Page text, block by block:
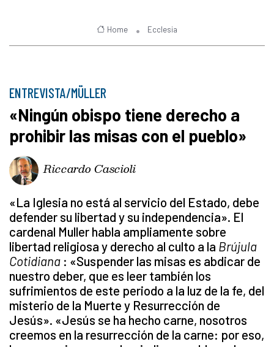
Home Ecclesia
ENTREVISTA/MÜLLER
«Ningún obispo tiene derecho a
prohibir las misas con el pueblo»
Riccardo Cascioli
«La Iglesia no está al servicio del Estado, debe
defender su libertad y su independencia». El
cardenal Muller habla ampliamente sobre
libertad religiosa y derecho al culto a la Brújula
Cotidiana : «Suspender las misas es abdicar de
nuestro deber, que es leer también los
sufrimientos de este periodo a la luz de la fe, del
misterio de la Muerte y Resurrección de
Jesús». «Jesús se ha hecho carne, nosotros
creemos en la resurrección de la carne: por eso,